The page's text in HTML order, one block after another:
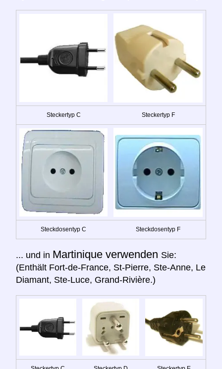
Steckertyp C Steckertyp F
Steckdosentyp C Steckdosentyp F
... und in Martinique verwenden Sie:
(Enthält Fort-de-France, St-Pierre, Ste-Anne, Le
Diamant, Ste-Luce, Grand-Rivière.)